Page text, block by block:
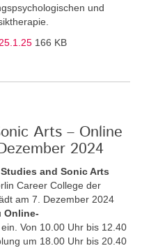
und
166 KB
Arts – Online
2024
and Sonic Arts
Career College der
am 7. Dezember 2024
Online-
ein. Von 10.00 Uhr bis 12.40
um 18.00 Uhr bis 20.40